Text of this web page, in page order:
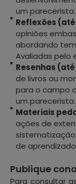
um parecerista.
Reflexões
opiniões
abordando
Avaliadas pelo
Resenhas
de livros ou
para o campo
um parecerista.
Materiais
ações de
de
Publique
Para consultar